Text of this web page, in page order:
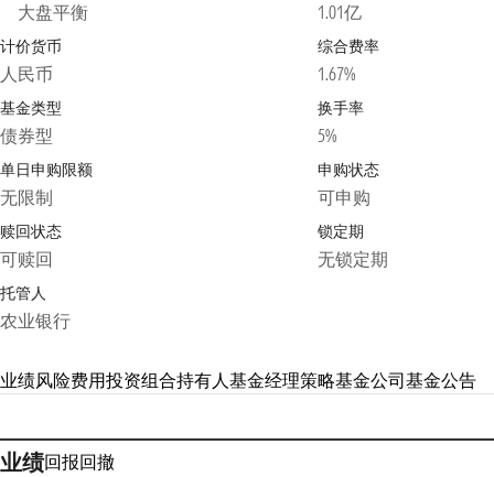
大盘平衡 1.01亿
计价货币
人民币
综合费率
1.67%
基金类型
债券型
换手率
5%
单日申购限额
无限制
申购状态
可申购
赎回状态
可赎回
锁定期
无锁定期
托管人
农业银行
业绩风险费用投资组合持有人基金经理策略基金公司基金公告
业绩回报回撤